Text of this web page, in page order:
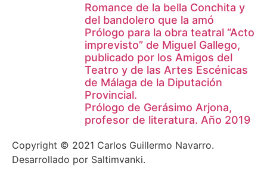
Romance de la bella Conchita y
del bandolero que la amó
Prólogo para la obra teatral “Acto
imprevisto” de Miguel Gallego,
publicado por los Amigos del
Teatro y de las Artes Escénicas
de Málaga de la Diputación
Provincial.
Prólogo de Gerásimo Arjona,
profesor de literatura. Año 2019
Copyright © 2021 Carlos Guillermo Navarro.
Desarrollado por Saltimvanki.